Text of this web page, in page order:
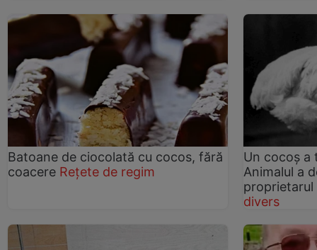
Batoane de ciocolată cu cocos, fără
coacere Rețete de regim
Un cocoș a
Animalul a
divers